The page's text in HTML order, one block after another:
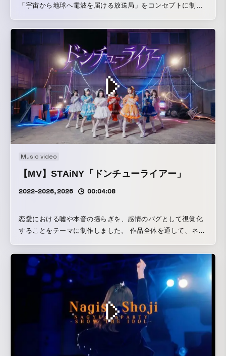
「宇宙から地球へ電波を届ける放送局」をコンセプトに制作
手紙、懐中時計などの小道具を通して、それぞれの物語を表
現。シアンとマゼンタを基調とした色設計やVFXを全編で統
一し、アイドルらしい透明感とSF的な世界観の両立を目指し
ました。 ストーリーを説明するのではなく、映像全体で世界
観を体験できるMVを意識しています。
Music video
【MV】STAiNY「ドンチューライアー」
2022-2026, 2026 00:04:08
恋愛における嘘や本音の揺らぎを、感情のバグとして視覚化
することをテーマに制作しました。 作品全体を通して、ネオ
りばめることで、相手に惹かれていく高揚感と疑念が同居す
る心理状態を表現。アイドルMVらしい華やかさを保ちながら
も、どこか危険で中毒性のある空気感を目指しました